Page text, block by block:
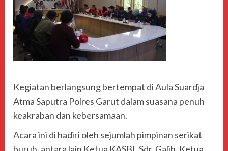
Kegiatan berlangsung bertempat di Aula Suardja
Atma Saputra Polres Garut dalam suasana penuh
keakraban dan kebersamaan.
Acara ini di hadiri oleh sejumlah pimpinan serikat